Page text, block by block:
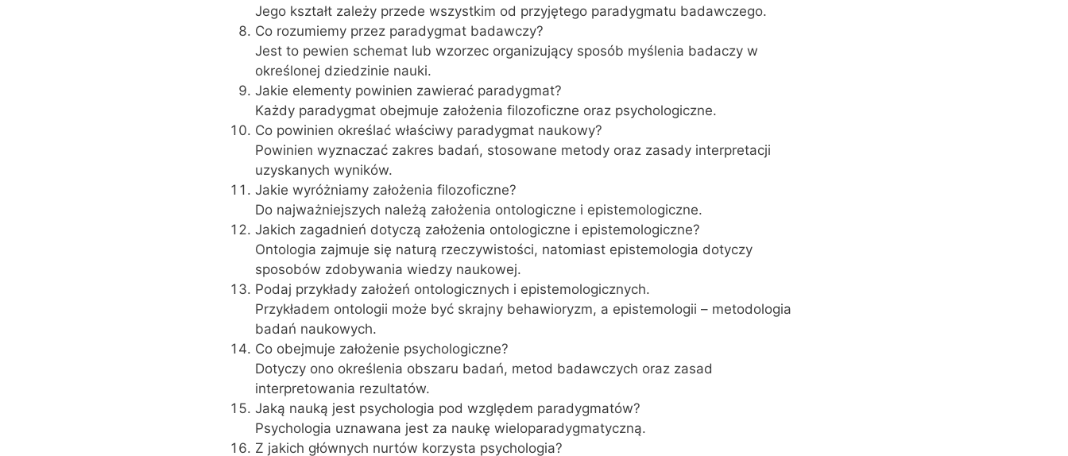
Jego kształt zależy przede wszystkim od przyjętego paradygmatu badawczego.
Co rozumiemy przez paradygmat badawczy?
Jest to pewien schemat lub wzorzec organizujący sposób myślenia badaczy w
określonej dziedzinie nauki.
Jakie elementy powinien zawierać paradygmat?
Każdy paradygmat obejmuje założenia filozoficzne oraz psychologiczne.
Co powinien określać właściwy paradygmat naukowy?
Powinien wyznaczać zakres badań, stosowane metody oraz zasady interpretacji
uzyskanych wyników.
Jakie wyróżniamy założenia filozoficzne?
Do najważniejszych należą założenia ontologiczne i epistemologiczne.
Jakich zagadnień dotyczą założenia ontologiczne i epistemologiczne?
Ontologia zajmuje się naturą rzeczywistości, natomiast epistemologia dotyczy
sposobów zdobywania wiedzy naukowej.
Podaj przykłady założeń ontologicznych i epistemologicznych.
Przykładem ontologii może być skrajny behawioryzm, a epistemologii – metodologia
badań naukowych.
Co obejmuje założenie psychologiczne?
Dotyczy ono określenia obszaru badań, metod badawczych oraz zasad
interpretowania rezultatów.
Jaką nauką jest psychologia pod względem paradygmatów?
Psychologia uznawana jest za naukę wieloparadygmatyczną.
Z jakich głównych nurtów korzysta psychologia?